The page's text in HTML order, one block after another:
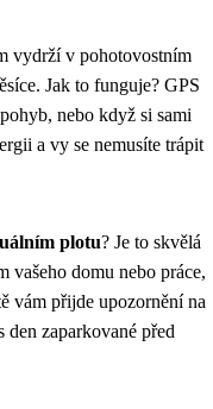
vydrží v pohotovostním
Jak to funguje? GPS
nebo když si sami
a vy se nemusíte trápit
plotu? Je to skvělá
vašeho domu nebo práce,
vám přijde upozornění na
zaparkované před